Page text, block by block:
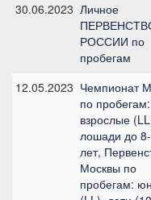
30.06.2023 Личное
РОССИИ по
пробегам
12.05.2023 Чемпионат
по пробегам:
взрослые
лошади до
лет,
Москвы по
пробегам: